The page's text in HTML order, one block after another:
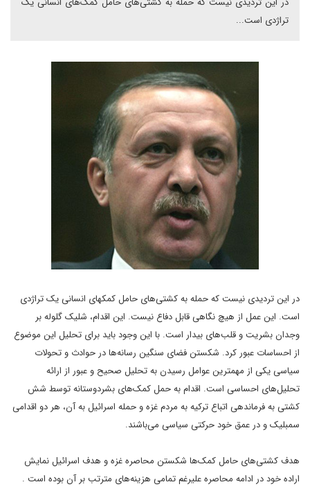
تراژدی است...
در این تردیدی نیست که حمله به کشتی‌های حامل کمکهای انسانی یک تراژدی
است. این عمل از هیچ نگاهی قابل دفاع نیست. این اقدام، شلیک گلوله بر
وجدان بشریت و قلب‌های بیدار است. با این وجود باید برای تحلیل این موضوع
از احساسات عبور کرد. شکستن فضای سنگین رسانه‌ها در حوادث و تحولات
سیاسی یکی از مهمترین عوامل رسیدن به تحلیل صحیح و عبور از ارائه
تحلیل‌های احساسی است. اقدام به حمل کمک‌های بشردوستانه توسط شش
کشتی به فرماندهی اتباع ترکیه به مردم غزه و حمله اسرائیل به آن، هر دو اقدامی
سمبلیک و در عمق خود حرکتی سیاسی می‌باشند.
هدف کشتی‌های حامل کمک‌ها شکستن محاصره غزه و هدف اسرائیل نمایش
اراده خود در ادامه محاصره علیرغم تمامی هزینه‌های مترتب بر آن بوده است .